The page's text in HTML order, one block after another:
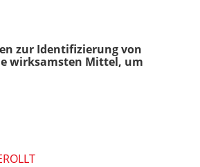
zur Identifizierung von
wirksamsten Mittel, um